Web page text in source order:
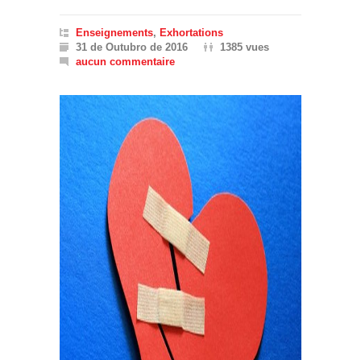
Enseignements, Exhortations
31 de Outubro de 2016
1385 vues
aucun commentaire